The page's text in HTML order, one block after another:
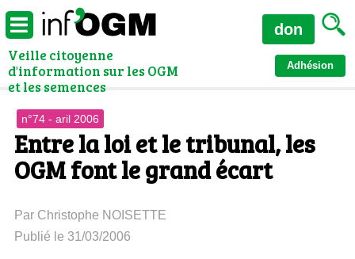
Veille citoyenne
d'information sur les OGM
et les semences
Adhésion
don
n°74 - aril 2006
Entre la loi et le tribunal, les
OGM font le grand écart
Par Christophe NOISETTE
Publié le 31/03/2006